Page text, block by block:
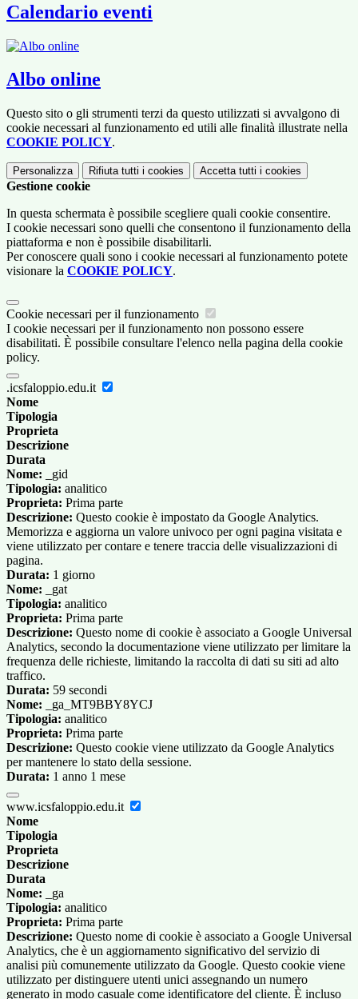
Calendario eventi
Albo online
Questo sito o gli strumenti terzi da questo utilizzati si avvalgono di
cookie necessari al funzionamento ed utili alle finalità illustrate nella
COOKIE POLICY.
Personalizza Rifiuta tutti i cookies Accetta tutti i cookies
Gestione cookie
In questa schermata è possibile scegliere quali cookie consentire.
I cookie necessari sono quelli che consentono il funzionamento della
piattaforma e non è possibile disabilitarli.
Per conoscere quali sono i cookie necessari al funzionamento potete
visionare la COOKIE POLICY.
Cookie necessari per il funzionamento
I cookie necessari per il funzionamento non possono essere
disabilitati. È possibile consultare l'elenco nella pagina della cookie
policy.
.icsfaloppio.edu.it
Nome
Tipologia
Proprieta
Descrizione
Durata
Nome: _gid
Tipologia: analitico
Proprieta: Prima parte
Descrizione: Questo cookie è impostato da Google Analytics.
Memorizza e aggiorna un valore univoco per ogni pagina visitata e
viene utilizzato per contare e tenere traccia delle visualizzazioni di
pagina.
Durata: 1 giorno
Nome: _gat
Tipologia: analitico
Proprieta: Prima parte
Descrizione: Questo nome di cookie è associato a Google Universal
Analytics, secondo la documentazione viene utilizzato per limitare la
frequenza delle richieste, limitando la raccolta di dati su siti ad alto
traffico.
Durata: 59 secondi
Nome: _ga_MT9BBY8YCJ
Tipologia: analitico
Proprieta: Prima parte
Descrizione: Questo cookie viene utilizzato da Google Analytics
per mantenere lo stato della sessione.
Durata: 1 anno 1 mese
www.icsfaloppio.edu.it
Nome
Tipologia
Proprieta
Descrizione
Durata
Nome: _ga
Tipologia: analitico
Proprieta: Prima parte
Descrizione: Questo nome di cookie è associato a Google Universal
Analytics, che è un aggiornamento significativo del servizio di
analisi più comunemente utilizzato da Google. Questo cookie viene
utilizzato per distinguere utenti unici assegnando un numero
generato in modo casuale come identificatore del cliente. È incluso